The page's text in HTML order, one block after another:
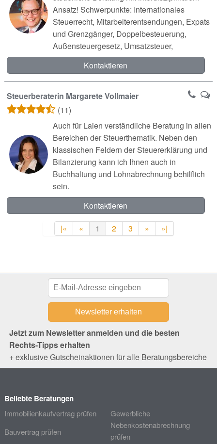
Ansatz! Schwerpunkte: Internationales
Steuerrecht, Mitarbeiterentsendungen, Expats
und Grenzgänger, Doppelbesteuerung,
Außensteuergesetz, Umsatzsteuer,
Kontaktieren
Steuerberaterin Margarete Vollmaier
(11)
Auch für Laien verständliche Beratung in allen
Bereichen der Steuerthematik. Neben den
klassischen Feldern der Steuererklärung und
Bilanzierung kann ich Ihnen auch in
Buchhaltung und Lohnabrechnung behilflich
sein.
Kontaktieren
|« « 1 2 3 » »|
Jetzt zum Newsletter anmelden und die besten
Rechts-Tipps erhalten
+ exklusive Gutscheinaktionen für alle Beratungsbereiche
Beliebte Beratungen
Immobilienkaufvertrag prüfen
Bauvertrag prüfen
Gewerbliche
Nebenkostenabrechnung
prüfen